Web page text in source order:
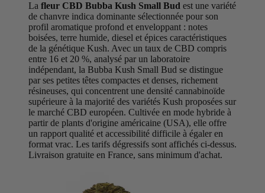
La fleur CBD Bubba Kush Small Bud est une variété
de chanvre indica dominante sélectionnée pour son
profil aromatique profond et enveloppant : notes
boisées, terre humide, diesel et épices caractéristiques
de la génétique Kush. Avec un taux de CBD compris
entre 16 et 20 %, analysé par un laboratoire
indépendant, la Bubba Kush Small Bud se distingue
par ses petites têtes compactes et denses, richement
résineuses, qui concentrent une densité cannabinoïde
supérieure à la majorité des variétés Kush proposées sur
le marché CBD européen. Cultivée en mode hybride à
partir de plants d'origine américaine (USA), elle offre
un rapport qualité et accessibilité difficile à égaler en
format vrac. Les tarifs dégressifs sont affichés ci-dessus.
Livraison gratuite en France, sans minimum d'achat.